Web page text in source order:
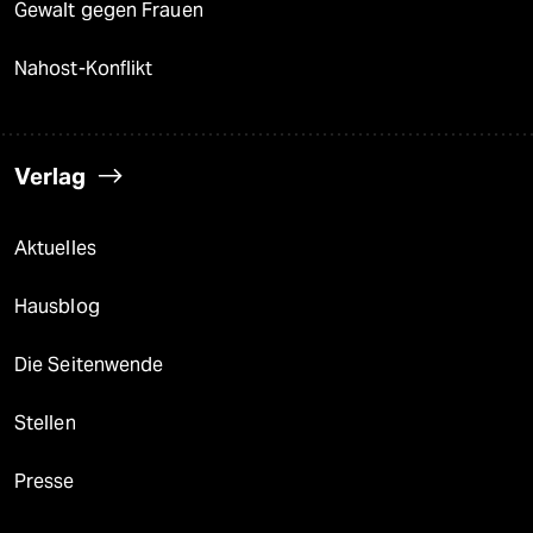
Gewalt gegen Frauen
Nahost-Konflikt
Verlag
Aktuelles
Hausblog
Die Seitenwende
Stellen
Presse